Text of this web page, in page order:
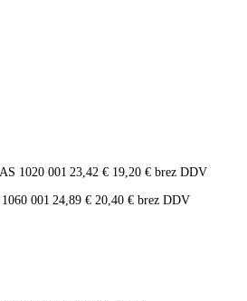
1020 001 23,42 € 19,20 € brez DDV
001 24,89 € 20,40 € brez DDV